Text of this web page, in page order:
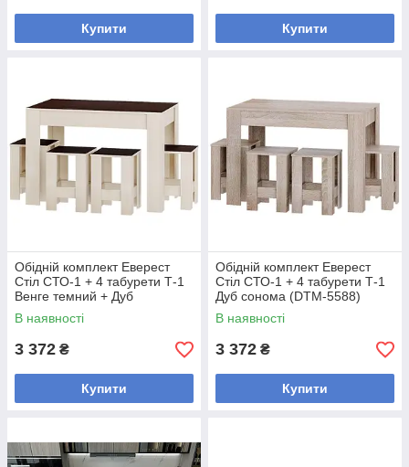
Купити Купити
Обідній комплект Еверест
Стіл СТО-1 + 4 табурети Т-1
Венге темний + Дуб
молочний (DTM-5587)
В наявності
3 372 ₴
Купити
Обідній комплект Еверест
Стіл СТО-1 + 4 табурети Т-1
Дуб сонома (DTM-5588)
В наявності
3 372 ₴
Купити